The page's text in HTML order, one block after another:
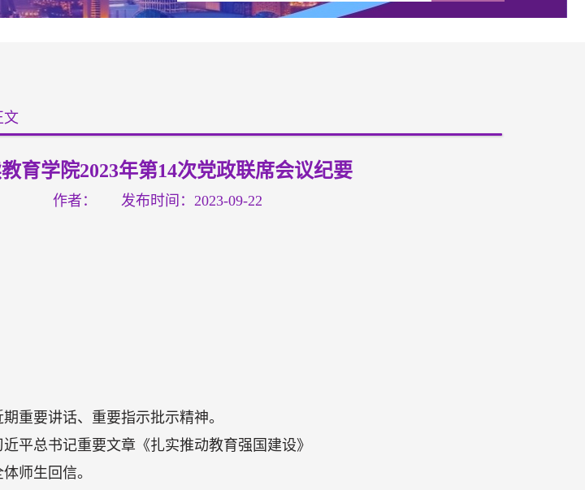
文
育学院2023年第14次党政联席会议纪要
作者：发布时间：2023-09-22
重要讲话、重要指示批示精神。
平总书记重要文章《扎实推动教育强国建设》
师生回信。